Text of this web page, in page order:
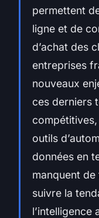
permettent
ligne et de
d’achat des
entreprises
nouveaux
ces derniers
outils
données en
manquent
suivre la
l’intelligence